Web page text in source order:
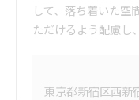
して、落ち着いた空
ただけるよう配慮し
東京都新宿区西新